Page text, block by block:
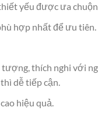
yếu được ưa
hợp nhất để ưu tiên.
thích nghi với
dễ tiếp cận.
hiệu quả.